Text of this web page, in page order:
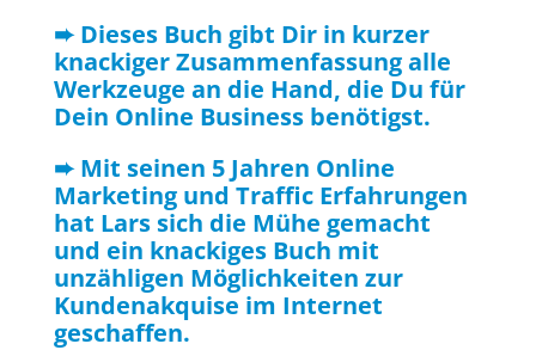
➨ Dieses Buch gibt Dir in kurzer
knackiger Zusammenfassung alle
Werkzeuge an die Hand, die Du für
Dein Online Business benötigst.
➨ Mit seinen 5 Jahren Online
Marketing und Traffic Erfahrungen
hat Lars sich die Mühe gemacht
und ein knackiges Buch mit
unzähligen Möglichkeiten zur
Kundenakquise im Internet
geschaffen.